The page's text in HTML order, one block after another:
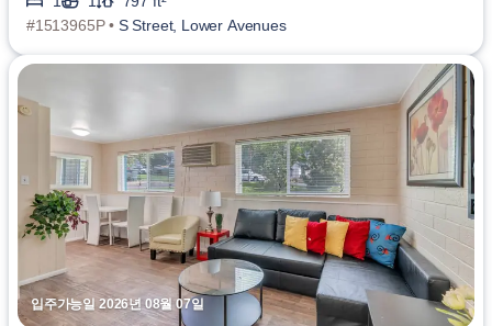
#1513965P • S Street, Lower Avenues
입주가능일 2026년 08월 07일